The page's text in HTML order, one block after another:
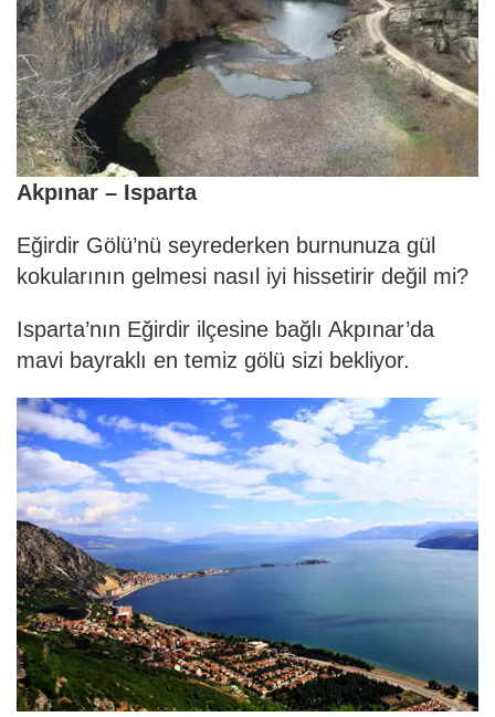
Akpınar – Isparta
Eğirdir Gölü’nü seyrederken burnunuza gül
kokularının gelmesi nasıl iyi hissetirir değil mi?
Isparta’nın Eğirdir ilçesine bağlı Akpınar’da
mavi bayraklı en temiz gölü sizi bekliyor.